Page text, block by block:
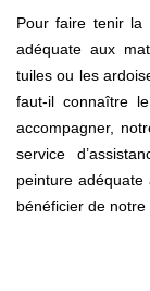
Pour faire tenir la
adéquate aux
tuiles ou les
faut-il connaître
accompagner,
service
peinture
bénéficier de notre